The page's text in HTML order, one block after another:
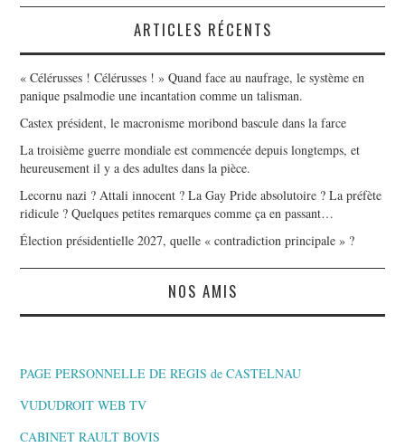
ARTICLES RÉCENTS
« Célérusses ! Célérusses ! » Quand face au naufrage, le système en
panique psalmodie une incantation comme un talisman.
Castex président, le macronisme moribond bascule dans la farce
La troisième guerre mondiale est commencée depuis longtemps, et
heureusement il y a des adultes dans la pièce.
Lecornu nazi ? Attali innocent ? La Gay Pride absolutoire ? La préfète
ridicule ? Quelques petites remarques comme ça en passant…
Élection présidentielle 2027, quelle « contradiction principale » ?
NOS AMIS
PAGE PERSONNELLE DE REGIS de CASTELNAU
VUDUDROIT WEB TV
CABINET RAULT BOVIS